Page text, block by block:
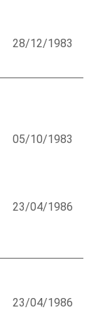
28/12/1983
05/10/1983
23/04/1986
23/04/1986